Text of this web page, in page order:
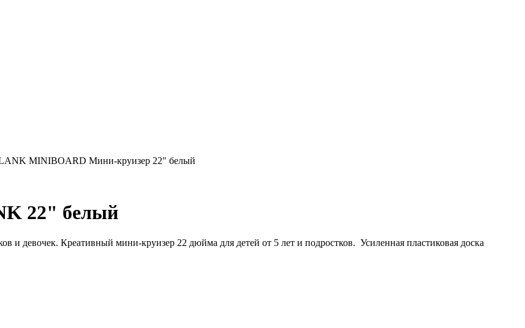
MINIBOARD Мини-круизер 22" белый
22" белый
и девочек. Креативный мини-круизер 22 дюйма для детей от 5 лет и подростков. Усиленная пластиковая доска